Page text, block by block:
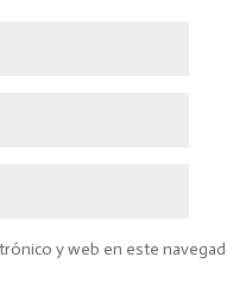
y web en este